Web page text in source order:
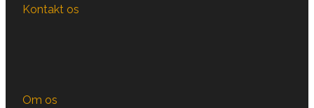
Kontakt os
Om os